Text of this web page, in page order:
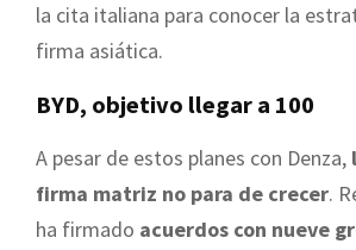
la cita italiana para conocer la
firma asiática.
BYD, objetivo llegar a 100
A pesar de estos planes con Denza,
firma matriz no para de crecer.
ha firmado acuerdos con nueve